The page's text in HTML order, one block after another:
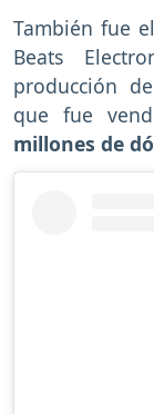
También fue
Beats
producción
que fue
millones de